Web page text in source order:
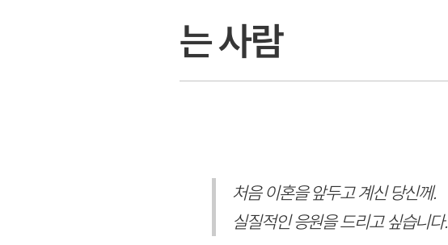
는 사람
처음 이혼을 앞두고 계신 당신께.
실질적인 응원을 드리고 싶습니다.